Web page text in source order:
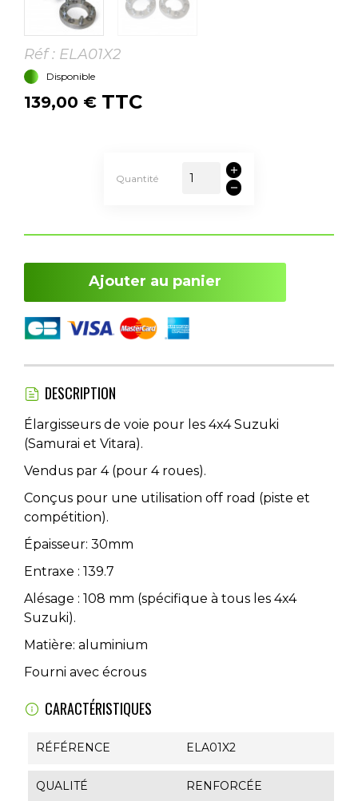
Réf : ELA01X2
Disponible
139,00 € TTC
Quantité
Ajouter au panier
DESCRIPTION
Élargisseurs de voie pour les 4x4 Suzuki
(Samurai et Vitara).
Vendus par 4 (pour 4 roues).
Conçus pour une utilisation off road (piste et
compétition).
Épaisseur: 30mm
Entraxe : 139.7
Alésage : 108 mm (spécifique à tous les 4x4
Suzuki).
Matière: aluminium
Fourni avec écrous
CARACTÉRISTIQUES
RÉFÉRENCE ELA01X2
QUALITÉ RENFORCÉE